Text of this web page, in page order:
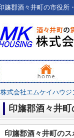
株式会社エムケイハウジ
印旛郡酒々井
印旛郡酒々井町の